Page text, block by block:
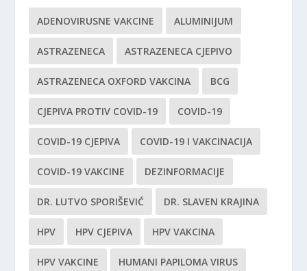
ADENOVIRUSNE VAKCINE ALUMINIJUM
ASTRAZENECA ASTRAZENECA CJEPIVO
ASTRAZENECA OXFORD VAKCINA BCG
CJEPIVA PROTIV COVID-19 COVID-19
COVID-19 CJEPIVA COVID-19 I VAKCINACIJA
COVID-19 VAKCINE DEZINFORMACIJE
DR. LUTVO SPORIŠEVIĆ DR. SLAVEN KRAJINA
HPV HPV CJEPIVA HPV VAKCINA
HPV VAKCINE HUMANI PAPILOMA VIRUS